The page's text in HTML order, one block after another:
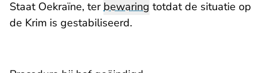
Staat Oekraïne, terbewaring totdat de situatie op
de Krim is gestabiliseerd.